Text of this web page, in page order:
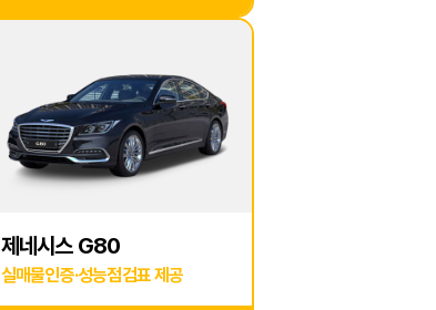
제네시스 G80
실매물인증·성능점검표 제공